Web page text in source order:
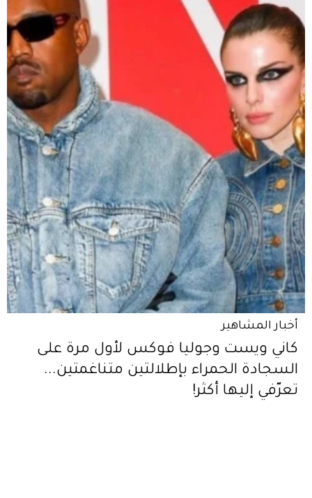
أخبار المشاهير
كاني ويست وجوليا فوكس لأول مرة على
السجادة الحمراء بإطلالتين متناغمتين...
تعرّفي إليها أكثر!